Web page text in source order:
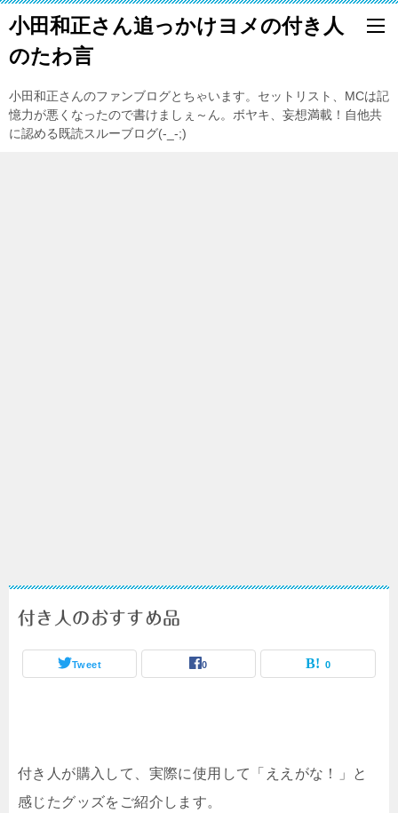
小田和正さん追っかけヨメの付き人
のたわ言
小田和正さんのファンブログとちゃいます。セットリスト、MCは記
憶力が悪くなったので書けましぇ～ん。ボヤキ、妄想満載！自他共
に認める既読スルーブログ(-_-;)
付き人のおすすめ品
Tweet 0 0
付き人が購入して、実際に使用して「ええがな！」と
感じたグッズをご紹介します。